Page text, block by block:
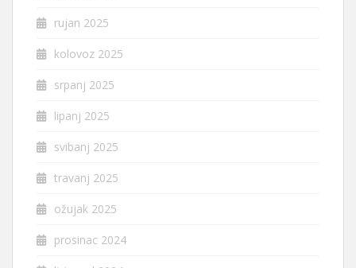
rujan 2025
kolovoz 2025
srpanj 2025
lipanj 2025
svibanj 2025
travanj 2025
ožujak 2025
prosinac 2024